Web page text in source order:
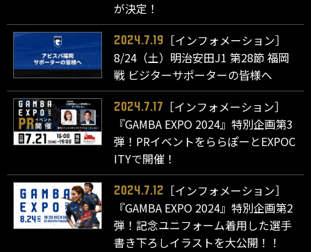
が決定！
2024.7.19
［インフォメーション］
8/24（土）明治安田J1 第28節 福岡
戦 ビジターサポーターの皆様へ
2024.7.17
［インフォメーション］
『GAMBA EXPO 2024』特別企画第3
弾！PRイベントをららぽーとEXPOC
ITYで開催！
2024.7.12
［インフォメーション］
『GAMBA EXPO 2024』特別企画第2
弾！記念ユニフォーム着用した選手
書き下ろしイラストを大公開！！